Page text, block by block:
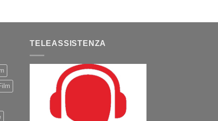
TELEASSISTENZA